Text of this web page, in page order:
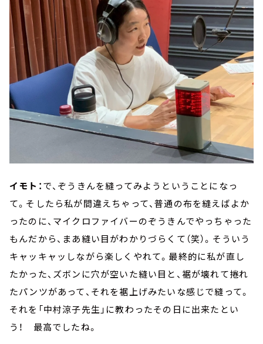
イモト：で、ぞうきんを縫ってみようということになっ
て。そしたら私が間違えちゃって、普通の布を縫えばよか
ったのに、マイクロファイバーのぞうきんでやっちゃった
もんだから、まあ縫い目がわかりづらくて（笑）。そういう
キャッキャッしながら楽しくやれて。最終的に私が直し
たかった、ズボンに穴が空いた縫い目と、裾が壊れて捲れ
たパンツがあって、それを裾上げみたいな感じで縫って。
それを「中村涼子先生」に教わったその日に出来たとい
う！ 最高でしたね。